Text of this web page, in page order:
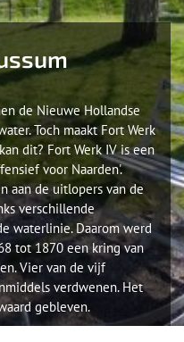
de Nieuwe Hollandse
Toch maakt Fort Werk
dit? Fort Werk IV is een
voor Naarden'.
aan de uitlopers van de
verschillende
waterlinie. Daarom werd
tot 1870 een kring van
Vier van de vijf
verdwenen. Het
gebleven.